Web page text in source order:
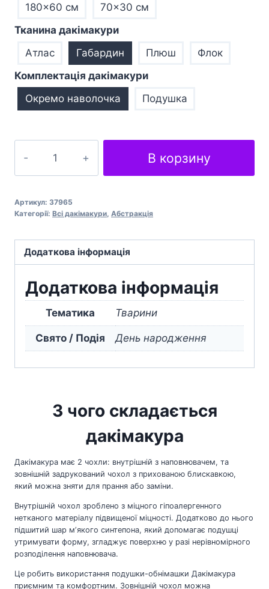
180x60 см
70×30 см
Тканина дакімакури
Атлас
Габардин Плюш
Флок
Комплектація дакімакури
Окремо наволочка
Подушка
Леопард
Leopard
кількість
В корзину
Артикул: 37965
Категорії: Всі дакімакури, Абстракція
Додаткова інформація
Додаткова інформація
Тематика Тварини
Свято / Подія День народження
З чого складається
дакімакура
Дакімакура має 2 чохли: внутрішній з наповнювачем, та
зовнішній задрукований чохол з прихованою блискавкою,
який можна зняти для прання або заміни.
Внутрішній чохол зроблено з міцного гіпоалергенного
нетканого матеріалу підвищеної міцності. Додатково до нього
підшитий шар мʼякого синтепона, який допомагає подушці
утримувати форму, згладжує поверхню у разі нерівномірного
розподілення наповнювача.
Це робить використання подушки-обнімашки Дакімакура
приємним та комфортним. Зовнішній чохол можна